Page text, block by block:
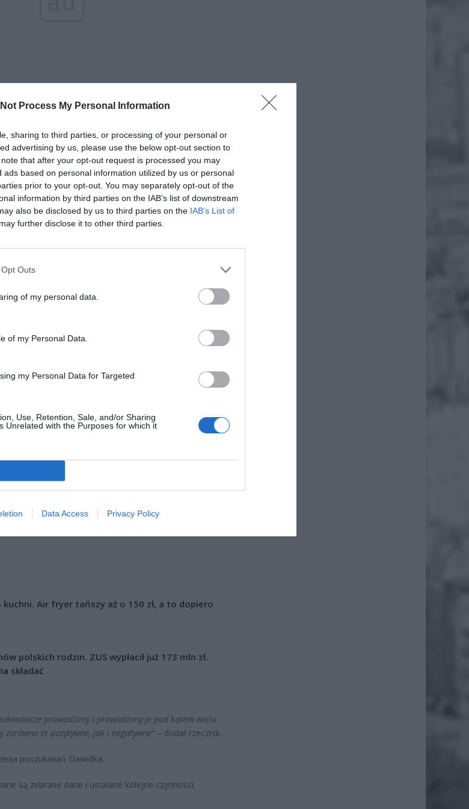
Not Process My Personal Information
sharing to third parties, or processing of your personal or
advertising by us, please use the below opt-out section to
that after your opt-out request is processed you may
based on personal information utilized by us or personal
prior to your opt-out. You may separately opt-out of the
information by third parties on the IAB’s list of downstream
also be disclosed by us to third parties on the IAB’s List of
further disclose it to other third parties.
Outs
of my personal data.
of my Personal Data.
my Personal Data for Targeted
Use, Retention, Sale, and/or Sharing
Unrelated with the Purposes for which it
Data Access Privacy Policy
kuchni. Air fryer tańszy aż o 150 zł, a to dopiero
polskich rodzin. ZUS wypłacił już 173 mln zł.
składać
prowadzimy i prowadzimy je pod kątem wielu
zarówno te pozytywne, jak i negatywne”– dodał rzecznik.
poszukiwań Dawidka.
są zebrane dane i ustalane kolejne czynności.